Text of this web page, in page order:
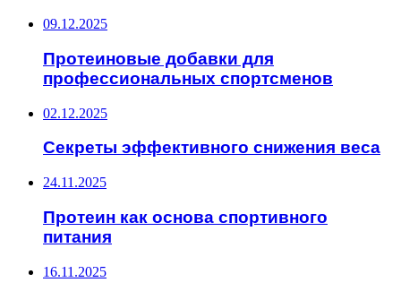
09.12.2025
Протеиновые добавки для
профессиональных спортсменов
02.12.2025
Секреты эффективного снижения веса
24.11.2025
Протеин как основа спортивного
питания
16.11.2025